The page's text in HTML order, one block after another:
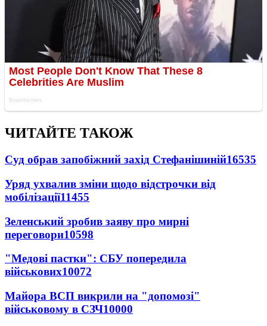
ЧИТАЙТЕ ТАКОЖ
Суд обрав запобіжний захід Стефанішиній16535
Уряд ухвалив зміни щодо відстрочки від
мобілізації11455
Зеленський зробив заяву про мирні
переговори10598
"Медові пастки": СБУ попередила
військових10072
Майора ВСП викрили на "допомозі"
військовому в СЗЧ10000